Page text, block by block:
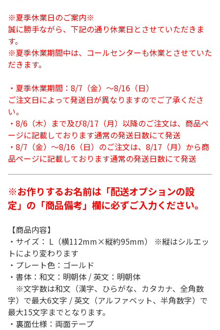
※夏季休業日のご案内※
誠に勝手ながら、下記の通り休業日とさせていただきま
す。
※夏季休業期間中は、コールセンターも休業とさせていた
だきます。
・夏季休業期間：8/7（金）～8/16（日）
ご注文日によって発送日が異なりますのでご了承くださ
い。
・8/6（木）まで及び8/17（月）以降のご注文は、商品ペ
ージに記載しております通常の発送日数にて発送
・8/7（金）～8/16（日）のご注文は、8/17（月）から商
品ページに記載しております通常の発送日数にて発送
※お作りするお名前は「配送オプションの設
定」の「商品備考」欄に必ずご入力ください。
【商品内容】
・サイズ： L（横112mm×縦約95mm） ※縦はシルエッ
トにより変わります
・プレート色：ゴールド
・書体：和文：明朝体 / 英文：明朝体
※文字数は和文（漢字、ひらがな、カタカナ、全角数
字）で最大6文字 / 英文（アルファベット、半角数字）で
最大15文字までとなります。
・裏面仕様：両面テープ